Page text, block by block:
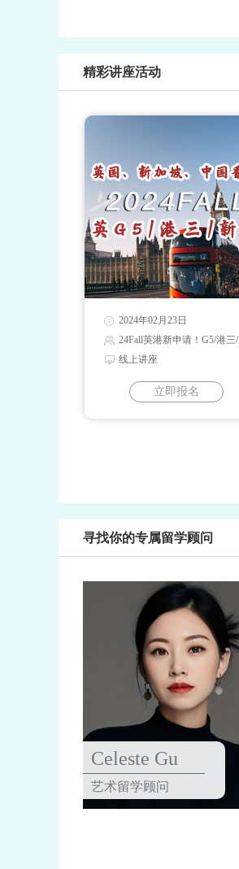
精彩讲座活动
2024年02月23日
24Fall英港新申请！G5/港三/新二录取解读
线上讲座
立即报名
寻找你的专属留学顾问
Celeste Gu
艺术留学顾问